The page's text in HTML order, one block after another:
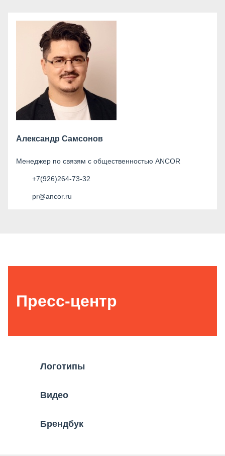
Александр Самсонов
Менеджер по связям с общественностью ANCOR
+7(926)264-73-32
pr@ancor.ru
Пресс-центр
Логотипы
Видео
Брендбук